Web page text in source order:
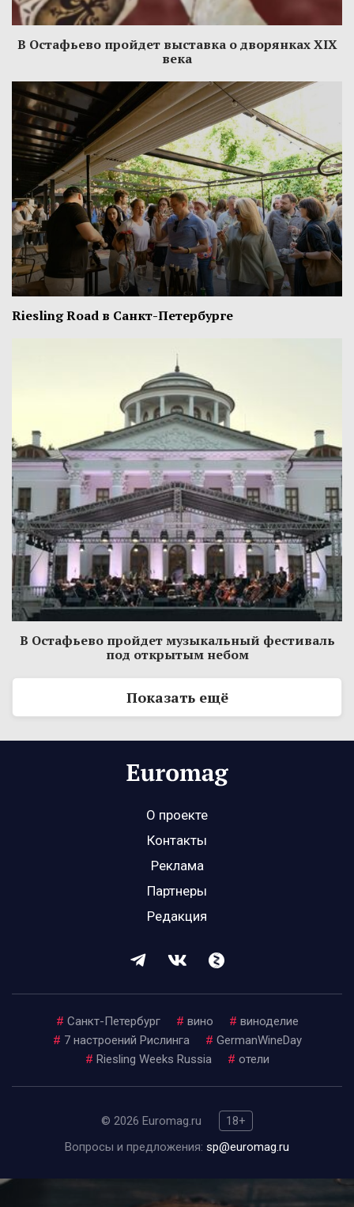
В Остафьево пройдет выставка о дворянках XIX
века
Riesling Road в Санкт-Петербурге
В Остафьево пройдет музыкальный фестиваль
под открытым небом
Показать ещё
О проекте
Контакты
Реклама
Партнеры
Редакция
# Санкт-Петербург # вино # виноделие
# 7 настроений Рислинга # GermanWineDay
# Riesling Weeks Russia # отели
© 2026 Euromag.ru
18+
Вопросы и предложения: sp@euromag.ru